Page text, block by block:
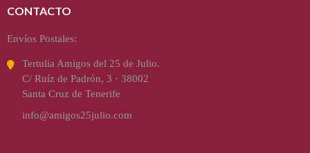
CONTACTO
Envíos Postales:
Tertulia Amigos del 25 de Julio.
C/ Ruíz de Padrón, 3 · 38002
Santa Cruz de Tenerife
info@amigos25julio.com